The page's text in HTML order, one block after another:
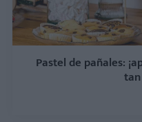
Pastel de pañales: